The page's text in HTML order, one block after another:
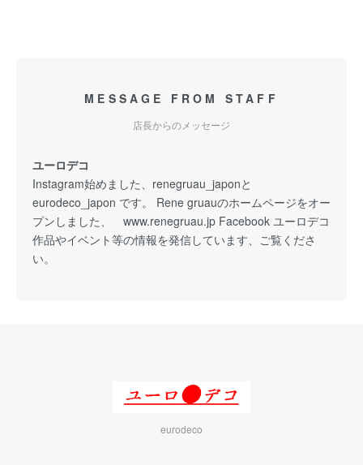
MESSAGE FROM STAFF
店長からのメッセージ
ユーロデコ
Instagram始めました、renegruau_japonと
eurodeco_japon です。 Rene gruauのホームページをオー
プンしました、 www.renegruau.jp Facebook ユーロデコ
作品やイベント等の情報を発信しています、ご覧くださ
い。
eurodeco